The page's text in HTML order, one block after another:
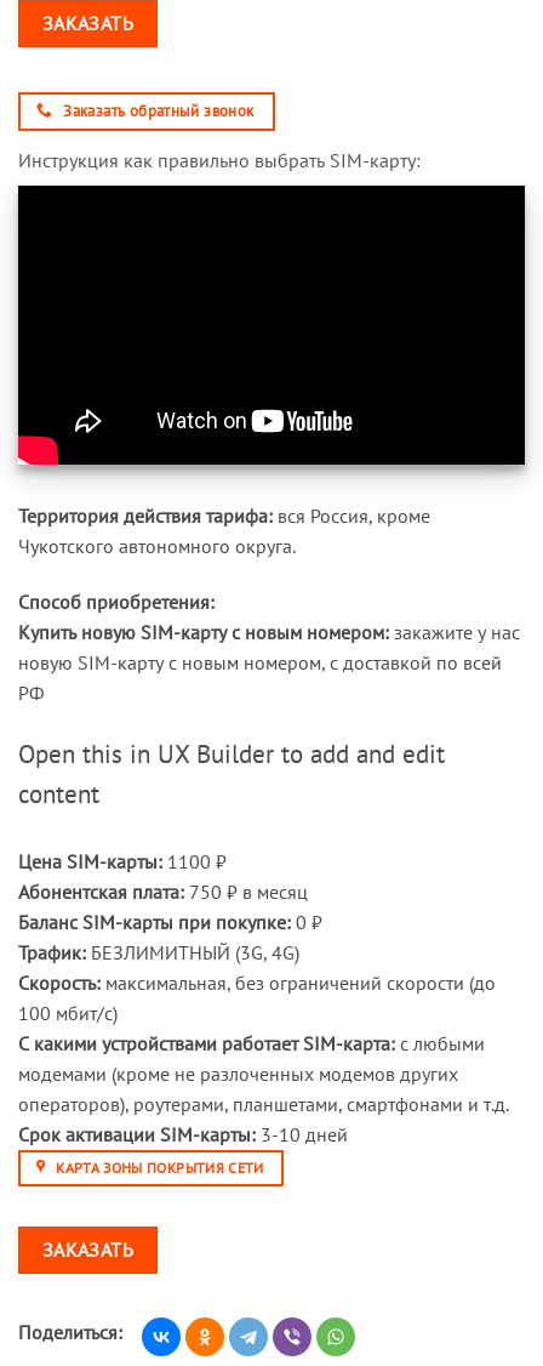
ЗАКАЗАТЬ
Заказать обратный звонок
Инструкция как правильно выбрать SIM-карту:
Территория действия тарифа: вся Россия, кроме
Чукотского автономного округа.
Способ приобретения:
Купить новую SIM-карту с новым номером: закажите у нас
новую SIM-карту с новым номером, с доставкой по всей
РФ
Open this in UX Builder to add and edit
content
Цена SIM-карты: 1100 ₽
Абонентская плата: 750 ₽ в месяц
Баланс SIM-карты при покупке: 0 ₽
Трафик: БЕЗЛИМИТНЫЙ (3G, 4G)
Скорость: максимальная, без ограничений скорости (до
100 мбит/с)
С какими устройствами работает SIM-карта: с любыми
модемами (кроме не разлоченных модемов других
операторов), роутерами, планшетами, смартфонами и т.д.
Срок активации SIM-карты: 3-10 дней
КАРТА ЗОНЫ ПОКРЫТИЯ СЕТИ
ЗАКАЗАТЬ
Поделиться: